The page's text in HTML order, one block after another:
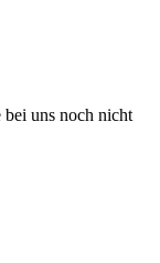
uns noch nicht